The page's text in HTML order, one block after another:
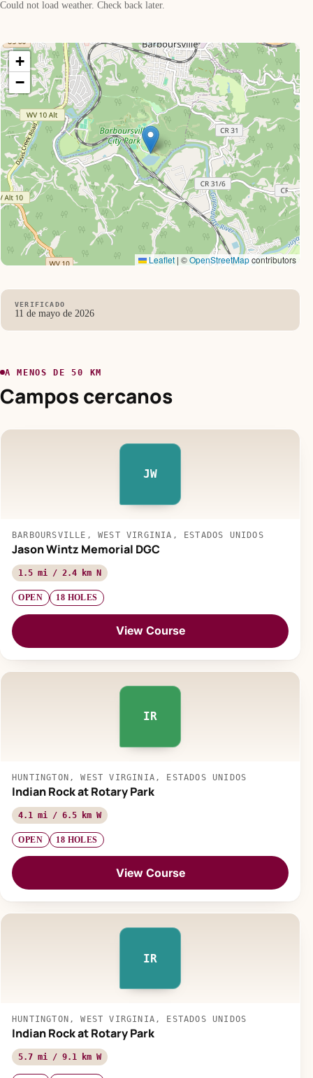
Could not load weather. Check back later.
+
−
Leaflet | ©OpenStreetMapcontributors
VERIFICADO
11 de mayo de 2026
A MENOS DE 50 KM
Campos cercanos
JW
BARBOURSVILLE, WEST VIRGINIA, ESTADOS UNIDOS
Jason Wintz Memorial DGC
1.5 mi / 2.4 km N
OPEN 18 HOLES
View Course
IR
HUNTINGTON, WEST VIRGINIA, ESTADOS UNIDOS
Indian Rock at Rotary Park
4.1 mi / 6.5 km W
OPEN 18 HOLES
View Course
IR
HUNTINGTON, WEST VIRGINIA, ESTADOS UNIDOS
Indian Rock at Rotary Park
5.7 mi / 9.1 km W